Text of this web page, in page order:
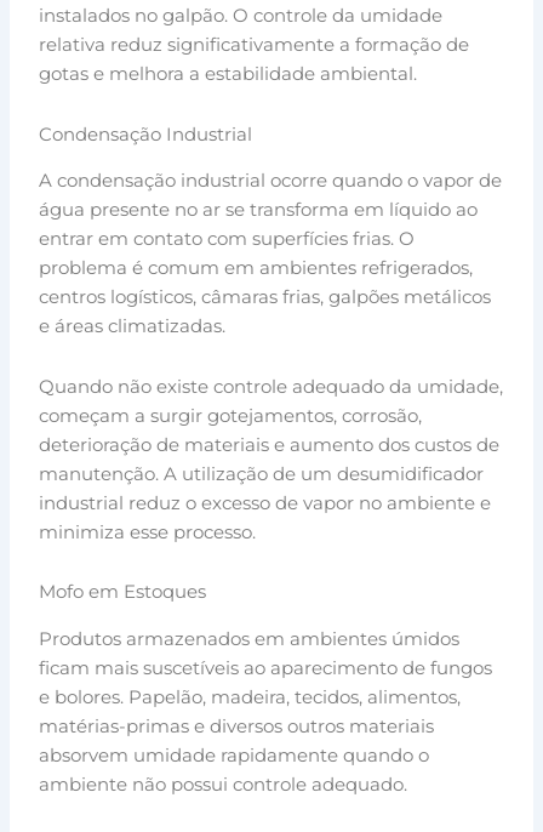
instalados no galpão. O controle da umidade
relativa reduz significativamente a formação de
gotas e melhora a estabilidade ambiental.
Condensação Industrial
A condensação industrial ocorre quando o vapor de
água presente no ar se transforma em líquido ao
entrar em contato com superfícies frias. O
problema é comum em ambientes refrigerados,
centros logísticos, câmaras frias, galpões metálicos
e áreas climatizadas.
Quando não existe controle adequado da umidade,
começam a surgir gotejamentos, corrosão,
deterioração de materiais e aumento dos custos de
manutenção. A utilização de um desumidificador
industrial reduz o excesso de vapor no ambiente e
minimiza esse processo.
Mofo em Estoques
Produtos armazenados em ambientes úmidos
ficam mais suscetíveis ao aparecimento de fungos
e bolores. Papelão, madeira, tecidos, alimentos,
matérias-primas e diversos outros materiais
absorvem umidade rapidamente quando o
ambiente não possui controle adequado.